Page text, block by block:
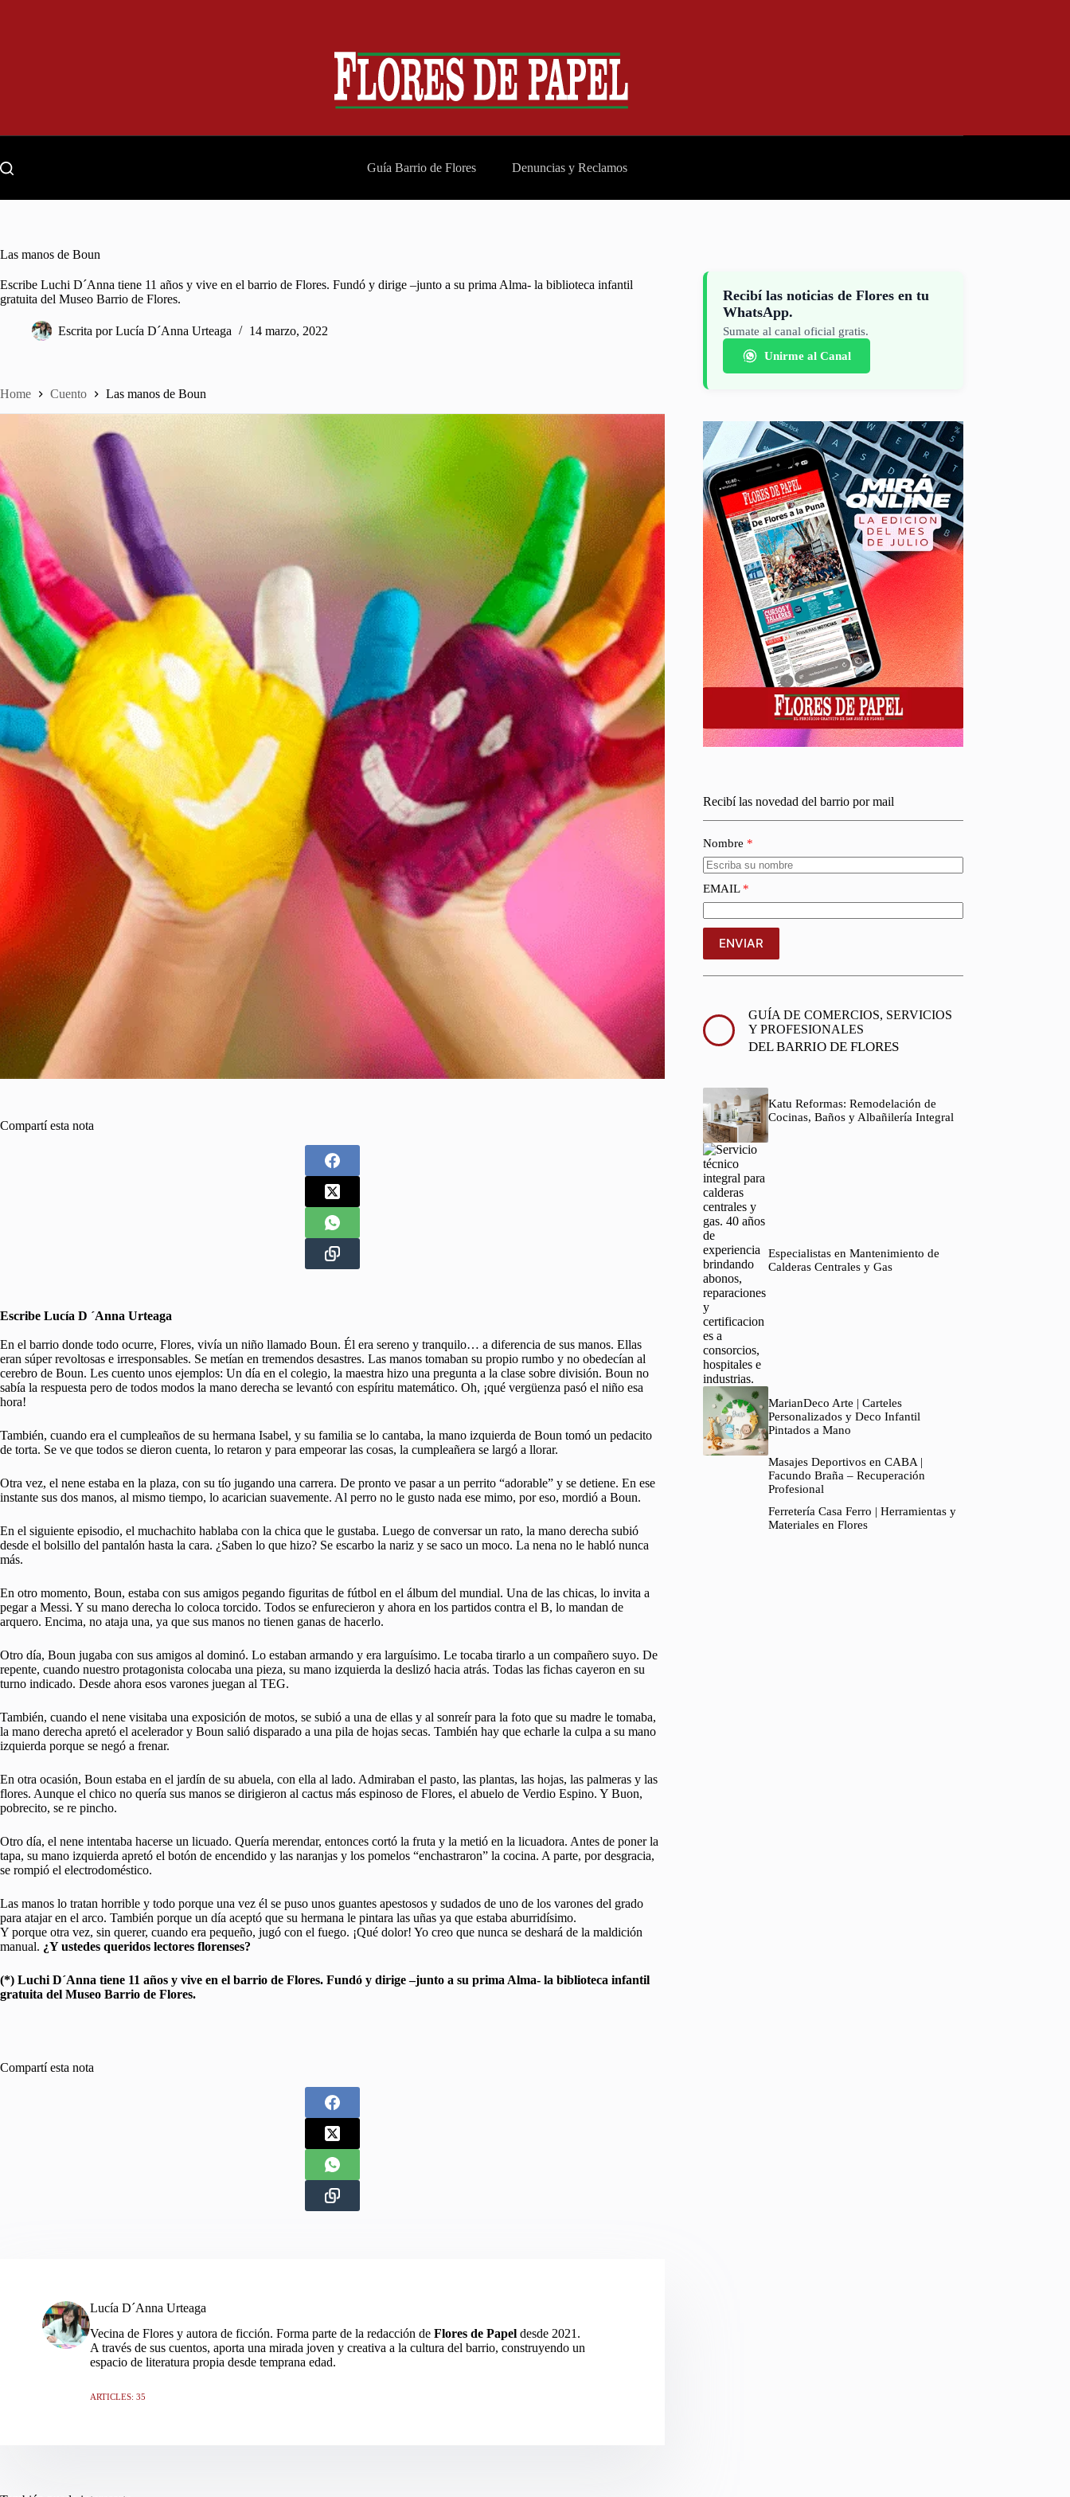
Guía Barrio de Flores Denuncias y Reclamos
Las manos de Boun
Escribe Luchi D´Anna tiene 11 años y vive en el barrio de Flores. Fundó y dirige –junto a su prima Alma- la biblioteca infantil
gratuita del Museo Barrio de Flores.
Escrita por Lucía D´Anna Urteaga 14 marzo, 2022
Home Cuento Las manos de Boun
Compartí esta nota
Escribe Lucía D ´Anna Urteaga
En el barrio donde todo ocurre, Flores, vivía un niño llamado Boun. Él era sereno y tranquilo… a diferencia de sus manos. Ellas
eran súper revoltosas e irresponsables. Se metían en tremendos desastres. Las manos tomaban su propio rumbo y no obedecían al
cerebro de Boun. Les cuento unos ejemplos: Un día en el colegio, la maestra hizo una pregunta a la clase sobre división. Boun no
sabía la respuesta pero de todos modos la mano derecha se levantó con espíritu matemático. Oh, ¡qué vergüenza pasó el niño esa
hora!
También, cuando era el cumpleaños de su hermana Isabel, y su familia se lo cantaba, la mano izquierda de Boun tomó un pedacito
de torta. Se ve que todos se dieron cuenta, lo retaron y para empeorar las cosas, la cumpleañera se largó a llorar.
Otra vez, el nene estaba en la plaza, con su tío jugando una carrera. De pronto ve pasar a un perrito “adorable” y se detiene. En ese
instante sus dos manos, al mismo tiempo, lo acarician suavemente. Al perro no le gusto nada ese mimo, por eso, mordió a Boun.
En el siguiente episodio, el muchachito hablaba con la chica que le gustaba. Luego de conversar un rato, la mano derecha subió
desde el bolsillo del pantalón hasta la cara. ¿Saben lo que hizo? Se escarbo la nariz y se saco un moco. La nena no le habló nunca
más.
En otro momento, Boun, estaba con sus amigos pegando figuritas de fútbol en el álbum del mundial. Una de las chicas, lo invita a
pegar a Messi. Y su mano derecha lo coloca torcido. Todos se enfurecieron y ahora en los partidos contra el B, lo mandan de
arquero. Encima, no ataja una, ya que sus manos no tienen ganas de hacerlo.
Otro día, Boun jugaba con sus amigos al dominó. Lo estaban armando y era larguísimo. Le tocaba tirarlo a un compañero suyo. De
repente, cuando nuestro protagonista colocaba una pieza, su mano izquierda la deslizó hacia atrás. Todas las fichas cayeron en su
turno indicado. Desde ahora esos varones juegan al TEG.
También, cuando el nene visitaba una exposición de motos, se subió a una de ellas y al sonreír para la foto que su madre le tomaba,
la mano derecha apretó el acelerador y Boun salió disparado a una pila de hojas secas. También hay que echarle la culpa a su mano
izquierda porque se negó a frenar.
En otra ocasión, Boun estaba en el jardín de su abuela, con ella al lado. Admiraban el pasto, las plantas, las hojas, las palmeras y las
flores. Aunque el chico no quería sus manos se dirigieron al cactus más espinoso de Flores, el abuelo de Verdio Espino. Y Buon,
pobrecito, se re pincho.
Otro día, el nene intentaba hacerse un licuado. Quería merendar, entonces cortó la fruta y la metió en la licuadora. Antes de poner la
tapa, su mano izquierda apretó el botón de encendido y las naranjas y los pomelos “enchastraron” la cocina. A parte, por desgracia,
se rompió el electrodoméstico.
Las manos lo tratan horrible y todo porque una vez él se puso unos guantes apestosos y sudados de uno de los varones del grado
para atajar en el arco. También porque un día aceptó que su hermana le pintara las uñas ya que estaba aburridísimo.
Y porque otra vez, sin querer, cuando era pequeño, jugó con el fuego. ¡Qué dolor! Yo creo que nunca se deshará de la maldición
manual. ¿Y ustedes queridos lectores florenses?
(*) Luchi D´Anna tiene 11 años y vive en el barrio de Flores. Fundó y dirige –junto a su prima Alma- la biblioteca infantil
gratuita del Museo Barrio de Flores.
Compartí esta nota
Lucía D´Anna Urteaga
Vecina de Flores y autora de ficción. Forma parte de la redacción de Flores de Papel desde 2021.
A través de sus cuentos, aporta una mirada joven y creativa a la cultura del barrio, construyendo un
espacio de literatura propia desde temprana edad.
ARTICLES: 35
Recibí las noticias de Flores en tu
WhatsApp.
Sumate al canal oficial gratis.
Unirme al Canal
Recibí las novedad del barrio por mail
Nombre
EMAIL
ENVIAR
GUÍA DE COMERCIOS, SERVICIOS
Y PROFESIONALES
DEL BARRIO DE FLORES
Katu Reformas: Remodelación de
Cocinas, Baños y Albañilería Integral
Especialistas en Mantenimiento de
Calderas Centrales y Gas
MarianDeco Arte | Carteles
Personalizados y Deco Infantil
Pintados a Mano
Masajes Deportivos en CABA |
Facundo Braña – Recuperación
Profesional
Ferretería Casa Ferro | Herramientas y
Materiales en Flores